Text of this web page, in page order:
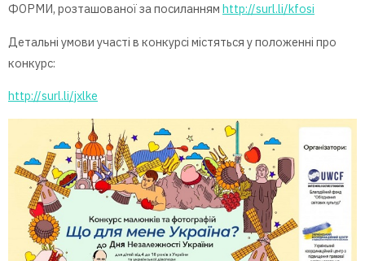
ФОРМИ, розташованої за посиланням http://surl.li/kfosi
Детальні умови участі в конкурсі містяться у положенні про
конкурс:
http://surl.li/jxlke